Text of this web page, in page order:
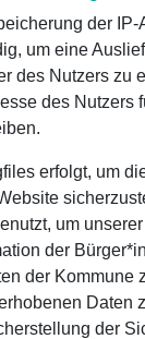
der IP-
um eine
des Nutzers zu
des Nutzers
erfolgt, um
um
der
der Kommune
Daten
der